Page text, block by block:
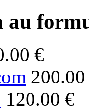
au
€
120.00 €